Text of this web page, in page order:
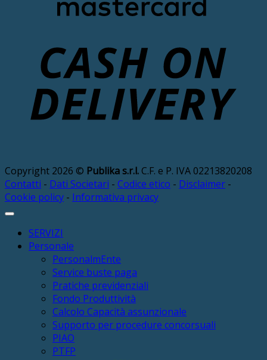
Copyright 2026 © Publika s.r.l. C.F. e P. IVA 02213820208
Contatti - Dati Societari - Codice etico - Disclaimer -
Cookie policy - Informativa privacy
SERVIZI
Personale
PersonalmEnte
Service buste paga
Pratiche previdenziali
Fondo Produttività
Calcolo Capacità assunzionale
Supporto per procedure concorsuali
PIAO
PTFP